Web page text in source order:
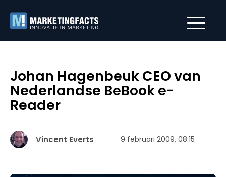
Johan Hagenbeuk CEO van
Nederlandse BeBook e-
Reader
Vincent Everts 9 februari 2009, 08:15